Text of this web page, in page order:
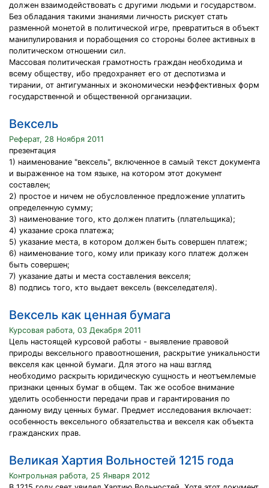
должен взаимодействовать с другими людьми и государством.
Без обладания такими знаниями личность рискует стать
разменной монетой в политической игре, превратиться в объект
манипулирования и порабощения со стороны более активных в
политическом отношении сил.
Массовая политическая грамотность граждан необходима и
всему обществу, ибо предохраняет его от деспотизма и
тирании, от антигуманных и экономически неэффективных форм
государственной и общественной организации.
Вексель
Реферат, 28 Ноября 2011
презентация
1) наименование "вексель", включенное в самый текст документа
и выраженное на том языке, на котором этот документ
составлен;
2) простое и ничем не обусловленное предложение уплатить
определенную сумму;
3) наименование того, кто должен платить (плательщика);
4) указание срока платежа;
5) указание места, в котором должен быть совершен платеж;
6) наименование того, кому или приказу кого платеж должен
быть совершен;
7) указание даты и места составления векселя;
8) подпись того, кто выдает вексель (векселедателя).
Вексель как ценная бумага
Курсовая работа, 03 Декабря 2011
Цель настоящей курсовой работы - выявление правовой
природы вексельного правоотношения, раскрытие уникальности
векселя как ценной бумаги. Для этого на наш взгляд
необходимо раскрыть юридическую сущность и неотъемлемые
признаки ценных бумаг в общем. Так же особое внимание
уделить особенности передачи прав и гарантирования по
данному виду ценных бумаг. Предмет исследования включает:
особенность вексельного обязательства и векселя как объекта
гражданских прав.
Великая Хартия Вольностей 1215 года
Контрольная работа, 25 Января 2012